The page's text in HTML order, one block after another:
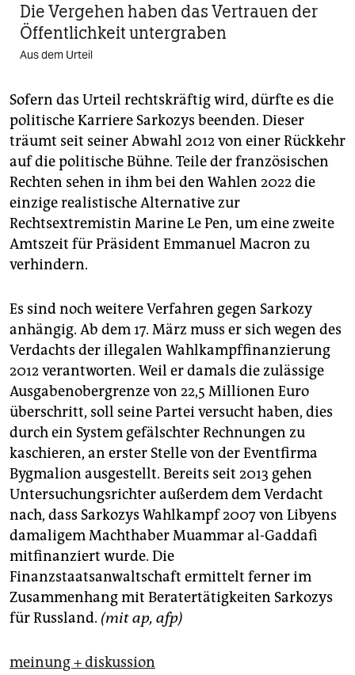
Die Vergehen haben das Vertrauen der
Öffentlichkeit untergraben
Aus dem Urteil
Sofern das Urteil rechtskräftig wird, dürfte es die
politische Karriere Sarkozys beenden. Dieser
träumt seit seiner Abwahl 2012 von einer Rückkehr
auf die politische Bühne. Teile der französischen
Rechten sehen in ihm bei den Wahlen 2022 die
einzige realistische Alternative zur
Rechtsextremistin Marine Le Pen, um eine zweite
Amtszeit für Präsident Emmanuel Macron zu
verhindern.
Es sind noch weitere Verfahren gegen Sarkozy
anhängig. Ab dem 17. März muss er sich wegen des
Verdachts der illegalen Wahlkampffinanzierung
2012 verantworten. Weil er damals die zulässige
Ausgabenobergrenze von 22,5 Millionen Euro
überschritt, soll seine Partei versucht haben, dies
durch ein System gefälschter Rechnungen zu
kaschieren, an erster Stelle von der Eventfirma
Bygmalion ausgestellt. Bereits seit 2013 gehen
Untersuchungsrichter außerdem dem Verdacht
nach, dass Sarkozys Wahlkampf 2007 von Libyens
damaligem Machthaber Muammar al-Gaddafi
mitfinanziert wurde. Die
Finanzstaatsanwaltschaft ermittelt ferner im
Zusammenhang mit Berater­tätigkeiten Sarkozys
für Russland. (mit ap, afp)
meinung + diskussion